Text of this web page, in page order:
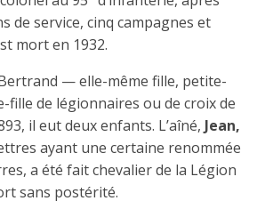
de service, cinq campagnes et
mort en 1932.
— elle-même fille, petite-
de légionnaires ou de croix de
il eut deux enfants. L’aîné, Jean,
ayant une certaine renommée
a été faitchevalier de la Légion
sans postérité.